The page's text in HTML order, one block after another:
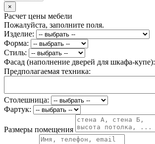
×
Расчет цены мебели
Пожалуйста, заполните поля.
Изделие:
Форма:
Стиль:
Фасад (наполнение дверей для шкафа-купе):
Предполагаемая техника:
Столешница:
Фартук:
Размеры помещения